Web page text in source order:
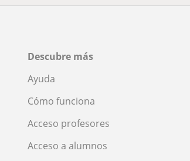
Descubre más
Ayuda
Cómo funciona
Acceso profesores
Acceso a alumnos